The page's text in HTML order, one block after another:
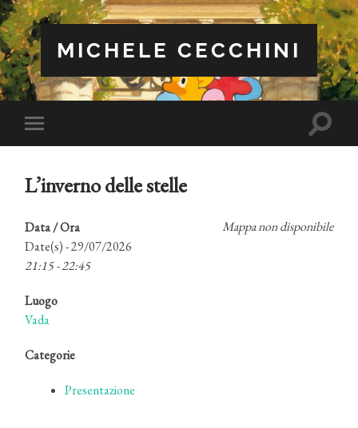
MICHELE CECCHINI
Attiva/disattiva
il
sui
dispositivi
Attiva/
L’inverno delle stelle
Mappa non disponibile
Data / Ora
Date(s) - 29/07/2026
21:15 - 22:45
Luogo
Vada
Categorie
Presentazione